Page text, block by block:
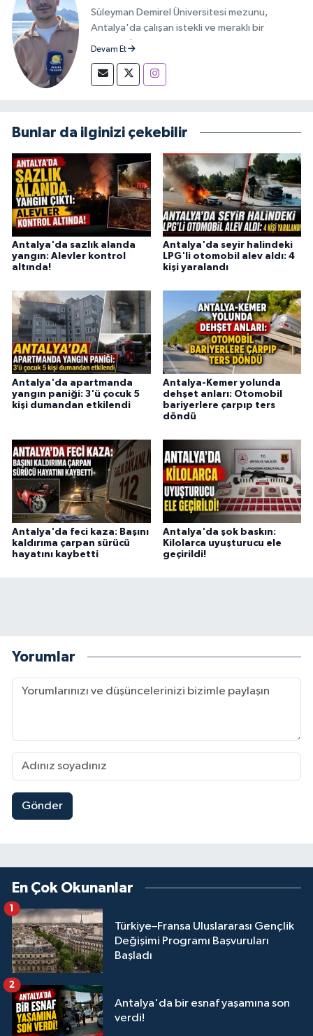
Süleyman Demirel Üniversitesi mezunu,
Antalya'da çalışan istekli ve meraklı bir
gazeteci.
Devam Et
Bunlar da ilginizi çekebilir
Antalya'da sazlık alanda
yangın: Alevler kontrol
altında!
Antalya'da seyir halindeki
LPG'li otomobil alev aldı: 4
kişi yaralandı
Antalya'da apartmanda
yangın paniği: 3'ü çocuk 5
kişi dumandan etkilendi
Antalya-Kemer yolunda
dehşet anları: Otomobil
bariyerlere çarpıp ters
döndü
Antalya'da feci kaza: Başını
kaldırıma çarpan sürücü
hayatını kaybetti
Antalya'da şok baskın:
Kilolarca uyuşturucu ele
geçirildi!
Yorumlar
Gönder
En Çok Okunanlar
Türkiye–Fransa Uluslararası Gençlik
Değişimi Programı Başvuruları
Başladı
1
Antalya'da bir esnaf yaşamına son
verdi!
2